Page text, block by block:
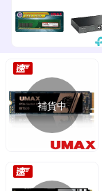
補貨中